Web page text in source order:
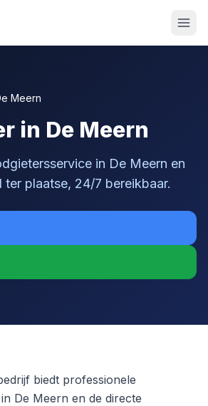
Meern
in De Meern
in De Meern en
plaatse, 24/7 bereikbaar.
biedt professionele
De Meern en de directe